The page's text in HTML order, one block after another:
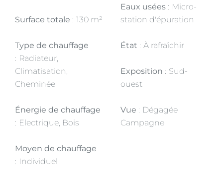
Surface totale 130 m²
Type de chauffage
Radiateur,
Climatisation,
Cheminée
Énergie de chauffage
Electrique, Bois
Moyen de chauffage
Individuel
Eaux usées
Micro-
station d'épuration
État À rafraîchir
Exposition
Sud-
ouest
Vue
Dégagée
Campagne